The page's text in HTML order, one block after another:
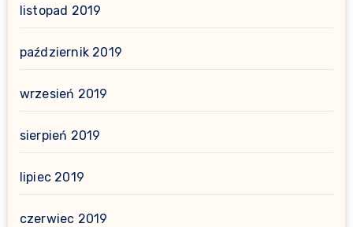
listopad 2019
październik 2019
wrzesień 2019
sierpień 2019
lipiec 2019
czerwiec 2019